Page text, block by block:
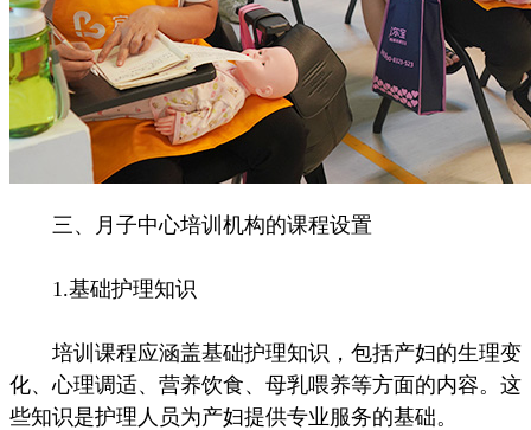
三、月子中心培训机构的课程设置
1.基础护理知识
培训课程应涵盖基础护理知识，包括产妇的生理变
化、心理调适、营养饮食、母乳喂养等方面的内容。这
些知识是护理人员为产妇提供专业服务的基础。